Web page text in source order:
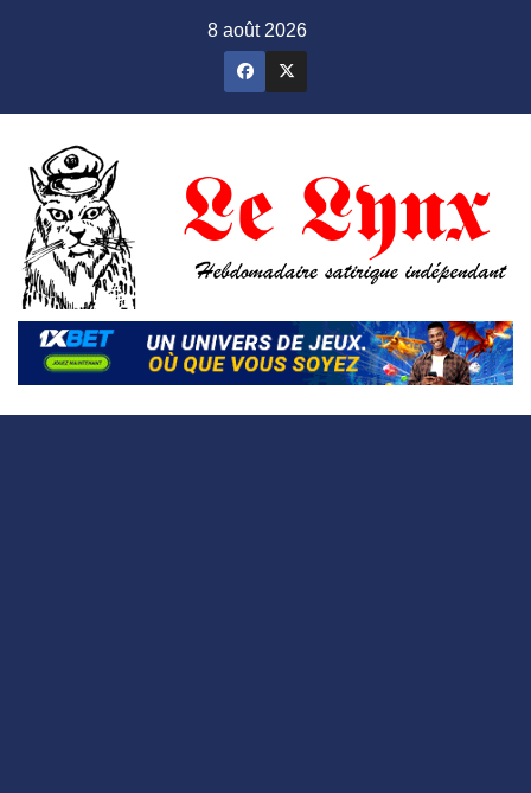
8 août 2026